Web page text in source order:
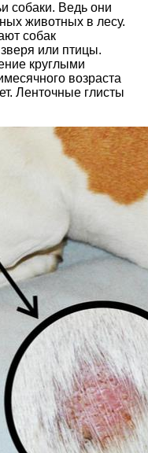
собаки. Ведь они
животных в лесу.
собак
или птицы.
круглыми
возраста
Ленточные глисты